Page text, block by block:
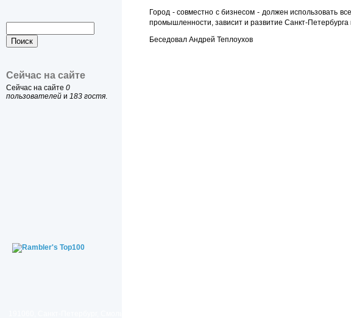
Сейчас на сайте
Сейчас на сайте 0
пользователей и 183 гостя.
Город - совместно с бизнесом - должен использовать
промышленности, зависит и развитие Санкт-Петербурга
Беседовал Андрей Теплоухов